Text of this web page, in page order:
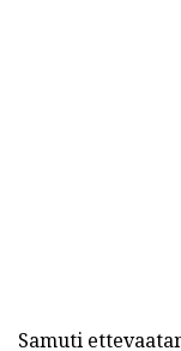
Samuti